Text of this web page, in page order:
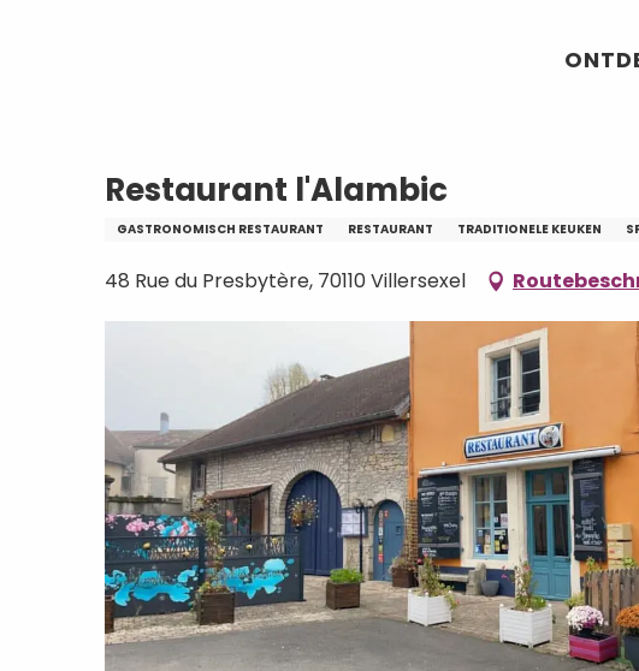
Restaurant l'Alambic
GASTRONOMISCH RESTAURANT RESTAURANT TRADITIONELE KEUKEN
48 Rue du Presbytère, 70110 Villersexel